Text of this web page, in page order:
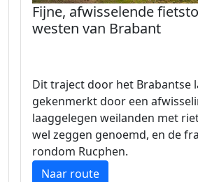
Fijne, afwisselende
westen van Brabant
Dit traject door het Brabantse
gekenmerkt door een
laaggelegen weilanden met
wel zeggen genoemd, en de
rondom Rucphen.
Naar route